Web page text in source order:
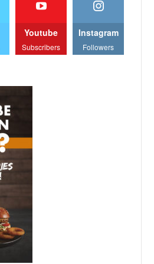
Youtube
Subscribers
Instagram
Followers